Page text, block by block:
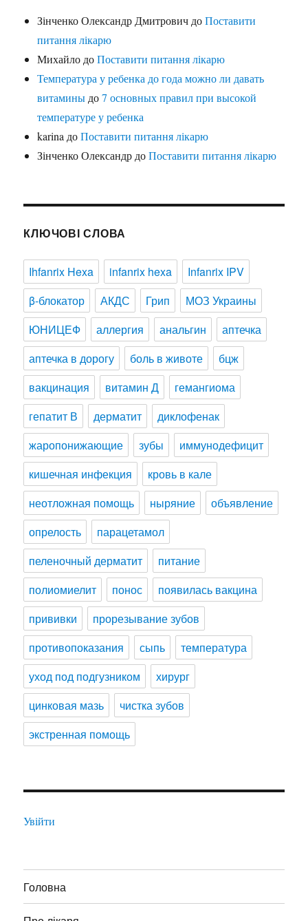
Зінченко Олександр Дмитрович доПоставити
питання лікарю
Михайло доПоставити питання лікарю
Температура у ребенка до года можно ли давать
витамины до7 основных правил при высокой
температуре у ребенка
karina доПоставити питання лікарю
Зінченко Олександр доПоставити питання лікарю
КЛЮЧОВІ СЛОВА
Ihfanrix Hexa infanrix hexa
Infanrix IPV
β-блокатор
АКДС Грип
МОЗ Украины
ЮНИЦЕФ
аллергия анальгин
аптечка
аптечка в дорогу
боль в животе
бцж
вакцинация
витамин Д
гемангиома
гепатит В
дерматит
диклофенак
жаропонижающие
зубы
иммунодефицит
кишечная инфекция
кровь в кале
неотложная помощь
ныряние
объявление
опрелость
парацетамол
пеленочный дерматит
питание
полиомиелит
понос
появилась вакцина
прививки
прорезывание зубов
противопоказания
сыпь
температура
уход под подгузником
хирург
цинковая мазь
чистка зубов
экстренная помощь
Увійти
Головна